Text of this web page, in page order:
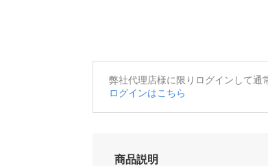
弊社代理店様に限りログインして通
ログインはこちら
商品説明